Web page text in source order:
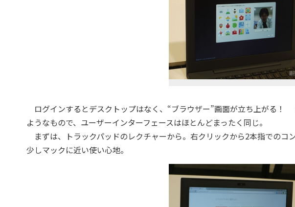
ログインするとデスクトップはなく、“ブラウザー”画面が立ち上がる！
ようなもので、ユーザーインターフェースはほとんどまったく同じ。
まずは、トラックパッドのレクチャーから。右クリックから2本指でのコ
少しマックに近い使い心地。